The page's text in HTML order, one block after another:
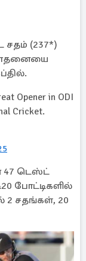
சதம் (237*)
சாதனையை
Opener in ODI
Cricket.
47 டெஸ்ட்
போட்டிகளில்
2 சதங்கள், 20